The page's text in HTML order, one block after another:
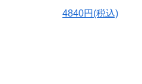
して勤められました。
、自然なままの味わい』と
哲学の活用』
されています。
の風味を最大限に活かしたワ
イナリーとして、その情熱と
。
4840円(税込)